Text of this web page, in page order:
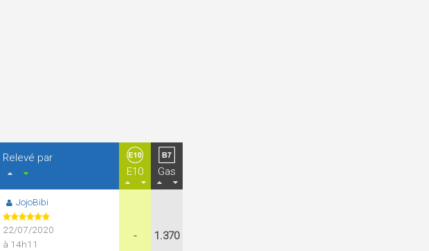
Relevé par
E10
Gas
JojoBibi
22/07/2020
à 14h11
- 1.370